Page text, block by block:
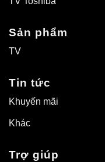
Sản phẩm
TV
Tin tức
Khuyến mãi
Khác
Trợ giúp